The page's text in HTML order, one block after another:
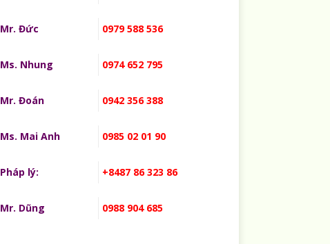
Mr. Đức 0979 588 536
Ms. Nhung 0974 652 795
Mr. Đoán 0942 356 388
Ms. Mai Anh 0985 02 01 90
Pháp lý: +8487 86 323 86
Mr. Dũng 0988 904 685